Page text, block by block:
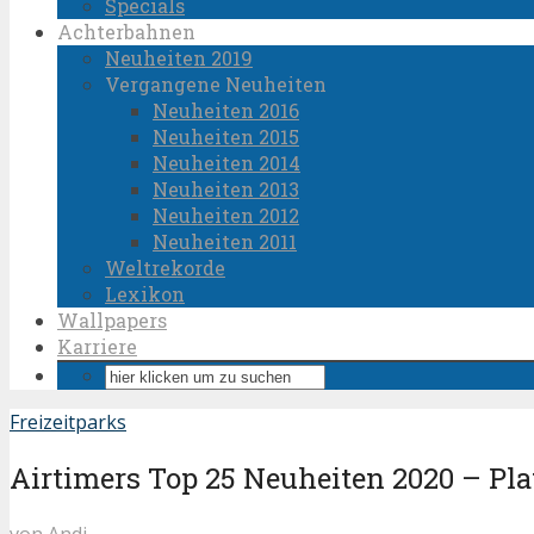
Specials
Achterbahnen
Neuheiten 2019
Vergangene Neuheiten
Neuheiten 2016
Neuheiten 2015
Neuheiten 2014
Neuheiten 2013
Neuheiten 2012
Neuheiten 2011
Weltrekorde
Lexikon
Wallpapers
Karriere
Freizeitparks
Airtimers Top 25 Neuheiten 2020 –